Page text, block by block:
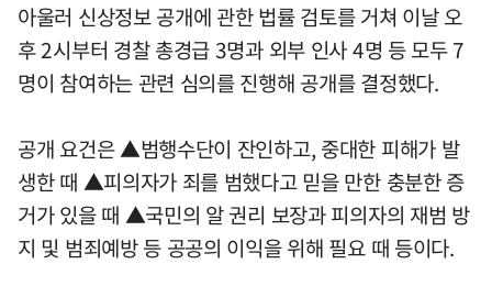
아울러 신상정보 공개에 관한 법률 검토를 거쳐 이날 오
후 2시부터 경찰 총경급 3명과 외부 인사 4명 등 모두 7
명이 참여하는 관련 심의를 진행해 공개를 결정했다.
공개 요건은 ▲범행수단이 잔인하고, 중대한 피해가 발
생한 때 ▲피의자가 죄를 범했다고 믿을 만한 충분한 증
거가 있을 때 ▲국민의 알 권리 보장과 피의자의 재범 방
지 및 범죄예방 등 공공의 이익을 위해 필요 때 등이다.